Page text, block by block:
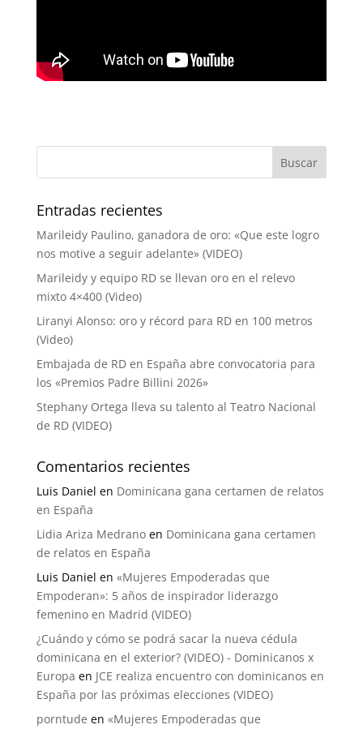
Entradas recientes
Marileidy Paulino, ganadora de oro: «Que este logro
nos motive a seguir adelante» (VIDEO)
Marileidy y equipo RD se llevan oro en el relevo
mixto 4×400 (Video)
Liranyi Alonso: oro y récord para RD en 100 metros
(Video)
Embajada de RD en España abre convocatoria para
los «Premios Padre Billini 2026»
Stephany Ortega lleva su talento al Teatro Nacional
de RD (VIDEO)
Comentarios recientes
Luis Daniel en Dominicana gana certamen de relatos
en España
Lidia Ariza Medranoen Dominicana gana certamen
de relatos en España
Luis Daniel en «Mujeres Empoderadas que
Empoderan»: 5 años de inspirador liderazgo
femenino en Madrid (VIDEO)
¿Cuándo y cómo se podrá sacar la nueva cédula
dominicana en el exterior? (VIDEO) - Dominicanos x
Europa en JCE realiza encuentro con dominicanos en
España por las próximas elecciones (VIDEO)
porntude en «Mujeres Empoderadas que